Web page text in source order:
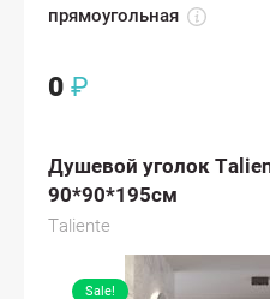
прямоугольная
0 ₽
Душевой уголок
90*90*195см
Taliente
Sale!